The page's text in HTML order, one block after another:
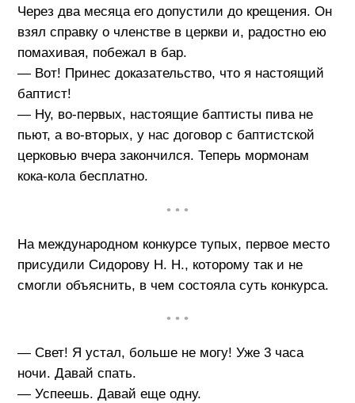
Через два месяца его допустили до крещения. Он
взял справку о членстве в церкви и, радостно ею
помахивая, побежал в бар.
— Вот! Принес доказательство, что я настоящий
баптист!
— Ну, во-первых, настоящие баптисты пива не
пьют, а во-вторых, у нас договор с баптистской
церковью вчера закончился. Теперь мормонам
кока-кола бесплатно.
• • •
На международном конкурсе тупых, первое место
присудили Сидорову Н. Н., которому так и не
смогли объяснить, в чем состояла суть конкурса.
• • •
— Свет! Я устал, больше не могу! Уже 3 часа
ночи. Давай спать.
— Успеешь. Давай еще одну.